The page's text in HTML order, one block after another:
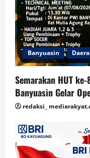
Banyuasin
Semarakan HUT
Banyuasin Gelar
redaksi_